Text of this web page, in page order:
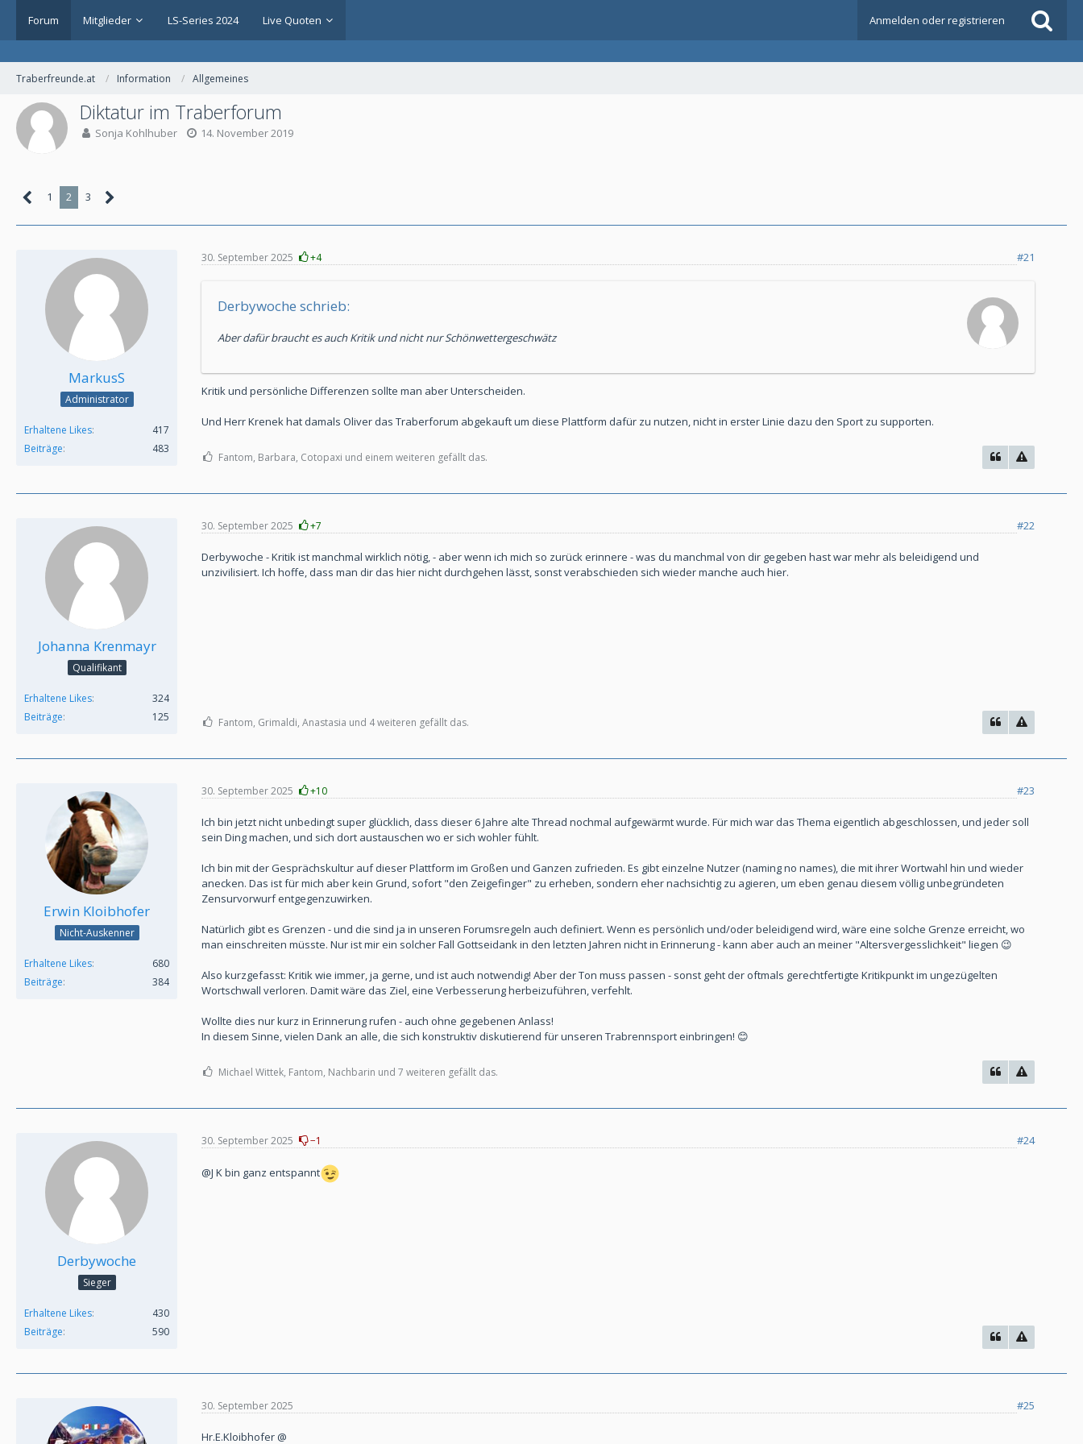
Forum Mitglieder LS-Series 2024 Live Quoten Anmelden oder registrieren
Traberfreunde.at Information Allgemeines
Diktatur im Traberforum
Sonja Kohlhuber 14. November 2019
1 2 3
MarkusS
Administrator
Erhaltene Likes
417
Beiträge
483
30. September 2025 +4 #21
Derbywoche schrieb:
Aber dafür braucht es auch Kritik und nicht nur Schönwettergeschwätz
Kritik und persönliche Differenzen sollte man aber Unterscheiden.
Und Herr Krenek hat damals Oliver das Traberforum abgekauft um diese Plattform dafür zu nutzen, nicht in erster Linie dazu den Sport zu supporten.
Fantom, Barbara, Cotopaxi und einem weiteren gefällt das.
Johanna Krenmayr
Qualifikant
Erhaltene Likes
324
Beiträge
125
30. September 2025 +7 #22
Derbywoche - Kritik ist manchmal wirklich nötig, - aber wenn ich mich so zurück erinnere - was du manchmal von dir gegeben hast war mehr als beleidigend und
unzivilisiert. Ich hoffe, dass man dir das hier nicht durchgehen lässt, sonst verabschieden sich wieder manche auch hier.
Fantom, Grimaldi, Anastasia und 4 weiteren gefällt das.
Erwin Kloibhofer
Nicht-Auskenner
Erhaltene Likes
680
Beiträge
384
30. September 2025 +10 #23
Ich bin jetzt nicht unbedingt super glücklich, dass dieser 6 Jahre alte Thread nochmal aufgewärmt wurde. Für mich war das Thema eigentlich abgeschlossen, und jeder soll
sein Ding machen, und sich dort austauschen wo er sich wohler fühlt.
Ich bin mit der Gesprächskultur auf dieser Plattform im Großen und Ganzen zufrieden. Es gibt einzelne Nutzer (naming no names), die mit ihrer Wortwahl hin und wieder
anecken. Das ist für mich aber kein Grund, sofort "den Zeigefinger" zu erheben, sondern eher nachsichtig zu agieren, um eben genau diesem völlig unbegründeten
Zensurvorwurf entgegenzuwirken.
Natürlich gibt es Grenzen - und die sind ja in unseren Forumsregeln auch definiert. Wenn es persönlich und/oder beleidigend wird, wäre eine solche Grenze erreicht, wo
man einschreiten müsste. Nur ist mir ein solcher Fall Gottseidank in den letzten Jahren nicht in Erinnerung - kann aber auch an meiner "Altersvergesslichkeit" liegen 😉
Also kurzgefasst: Kritik wie immer, ja gerne, und ist auch notwendig! Aber der Ton muss passen - sonst geht der oftmals gerechtfertigte Kritikpunkt im ungezügelten
Wortschwall verloren. Damit wäre das Ziel, eine Verbesserung herbeizuführen, verfehlt.
Wollte dies nur kurz in Erinnerung rufen - auch ohne gegebenen Anlass!
In diesem Sinne, vielen Dank an alle, die sich konstruktiv diskutierend für unseren Trabrennsport einbringen! 😊
Michael Wittek, Fantom, Nachbarin und 7 weiteren gefällt das.
Derbywoche
Sieger
Erhaltene Likes
430
Beiträge
590
30. September 2025 −1 #24
@J K bin ganz entspannt
30. September 2025 #25
Hr.E.Kloibhofer @